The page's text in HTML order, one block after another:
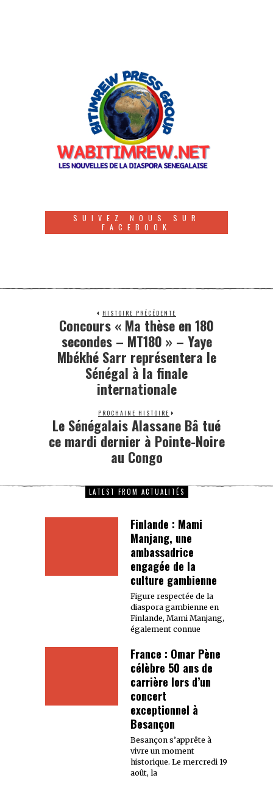
SUIVEZ NOUS SUR
FACEBOOK
HISTOIRE PRÉCÉDENTE
Concours « Ma thèse en 180
secondes – MT180 » – Yaye
Mbékhé Sarr représentera le
Sénégal à la finale
internationale
PROCHAINE HISTOIRE
Le Sénégalais Alassane Bâ tué
ce mardi dernier à Pointe-Noire
au Congo
LATEST FROM ACTUALITÉS
Finlande : Mami
Manjang, une
ambassadrice
engagée de la
culture gambienne
Figure respectée de la
diaspora gambienne en
Finlande, Mami Manjang,
également connue
France : Omar Pène
célèbre 50 ans de
carrière lors d’un
concert
exceptionnel à
Besançon
Besançon s’apprête à
vivre un moment
historique. Le mercredi 19
août, la